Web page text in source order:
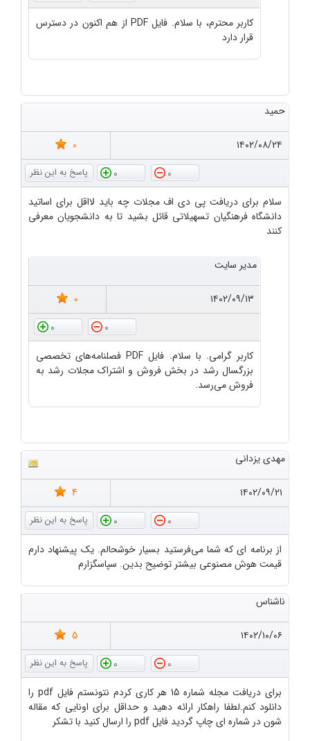
کاربر محترم، با سلام. فایل PDF از هم اکنون در دسترس
قرار دارد
حمید
۱۴۰۲/۰۸/۲۴
0
0
0
سلام برای دریافت پی دی اف مجلات چه باید لااقل برای اساتید
دانشگاه فرهنگیان تسهیلاتی قائل بشید تا به دانشجویان معرفی
کنند
مدیر سایت
۱۴۰۲/۰۹/۱۳
0
0
0
کاربر گرامی. با سلام. فایل PDF فصلنامه‌های تخصصی
بزرگسال رشد در بخش فروش و اشتراک مجلات رشد به
فروش می‌رسد.
مهدی یزدانی
۱۴۰۲/۰۹/۲۱
4
0
0
از برنامه ای که شما می‌فرستید بسیار خوشحالم. یک پیشنهاد دارم
قیمت هوش مصنوعی بیشتر توضیح بدین. سپاسگزارم
ناشناس
۱۴۰۲/۱۰/۰۶
5
0
0
برای دریافت مجله شماره 15 هر کاری کردم نتونستم فایل pdf را
دانلود کنم.لطفا راهکار ارائه دهید و حداقل برای اونایی که مقاله
شون در شماره ای چاپ گردید فایل pdf را ارسال کنید با تشکر